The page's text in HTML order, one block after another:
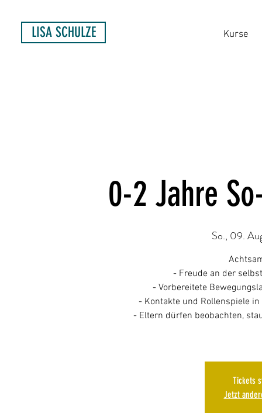
Kurse
LISA SCHULZE
0-2 Jahre
So., 09.
- Freude an der
- Vorbereitete
- Kontakte und Rollenspiele
- Eltern dürfen beobachten,
Tickets
Jetzt